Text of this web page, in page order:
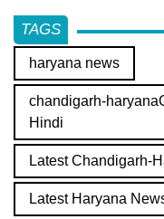
TAGS
haryana news
chandigarh-
Hindi
Latest Chandigarh-
Latest Haryana